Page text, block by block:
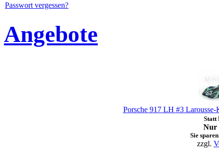
Passwort vergessen?
Angebote
Porsche 917 LH #3
Statt
Nur
Sie
zzgl.